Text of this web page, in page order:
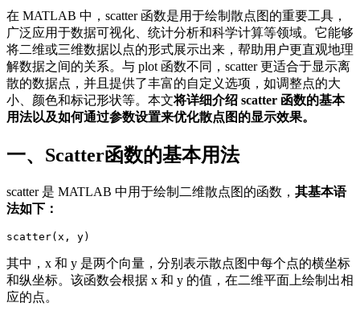
在 MATLAB 中，scatter 函数是用于绘制散点图的重要工具，
广泛应用于数据可视化、统计分析和科学计算等领域。它能够
将二维或三维数据以点的形式展示出来，帮助用户更直观地理
解数据之间的关系。与 plot 函数不同，scatter 更适合于显示离
散的数据点，并且提供了丰富的自定义选项，如调整点的大
小、颜色和标记形状等。本文将详细介绍 scatter 函数的基本
用法以及如何通过参数设置来优化散点图的显示效果。
一、Scatter函数的基本用法
scatter 是 MATLAB 中用于绘制二维散点图的函数， 其基本语
法如下：
scatter(x, y)
其中，x 和 y 是两个向量，分别表示散点图中每个点的横坐标
和纵坐标。该函数会根据 x 和 y 的值，在二维平面上绘制出相
应的点。